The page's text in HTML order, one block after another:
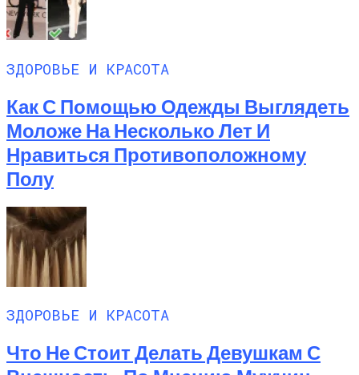
ЗДОРОВЬЕ И КРАСОТА
Как С Помощью Одежды Выглядеть
Моложе На Несколько Лет И
Нравиться Противоположному
Полу
ЗДОРОВЬЕ И КРАСОТА
Что Не Стоит Делать Девушкам С